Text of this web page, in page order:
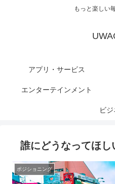
もっと楽しい
アプリ・サービス
エンターテインメント
ビジ
誰にどうなってほし
ポジショニング